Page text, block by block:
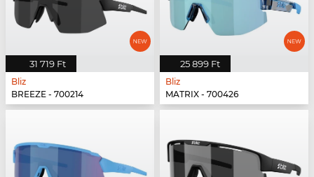
31 719 Ft
Bliz
BREEZE - 700214
25 899 Ft
Bliz
MATRIX - 700426